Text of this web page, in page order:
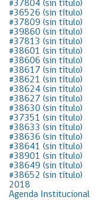
#37804 (sin título)
#36526 (sin título)
#37809 (sin título)
#39860 (sin título)
#37813 (sin título)
#38601 (sin título)
#38606 (sin título)
#38617 (sin título)
#38621 (sin título)
#38624 (sin título)
#38627 (sin título)
#38630 (sin título)
#37351 (sin título)
#38633 (sin título)
#38636 (sin título)
#38641 (sin título)
#38901 (sin título)
#38649 (sin título)
#38652 (sin título)
2018
Agenda Institucional